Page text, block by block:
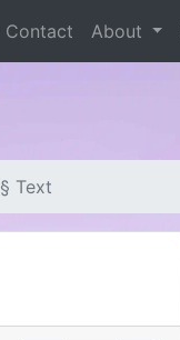
Contact About
§ Text